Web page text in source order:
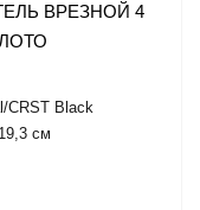
ВРЕЗНОЙ 4
CRST Black
см